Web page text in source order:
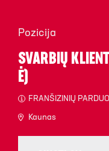
Pozicija
SVARBIŲ
Ė)
FRANŠIZINIŲ
Kaunas